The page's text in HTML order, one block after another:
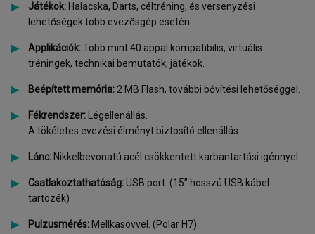
Játékok: Halacska, Darts, céltréning, és versenyzési
lehetőségek több evezősgép esetén
Applikációk:Több mint 40 appal kompatibilis, virtuális
tréningek, technikai bemutatók, játékok.
Beépített memória: 2 MB Flash, további bővítési lehetőséggel.
Fékrendszer: Légellenállás.
A tökéletes evezési élményt biztosító ellenállás.
Lánc: Nikkelbevonatú acél csökkentett karbantartási igénnyel.
Csatlakoztathatóság:USB port. (15” hosszú USB kábel
tartozék)
Pulzusmérés: Mellkasövvel. (Polar H7)